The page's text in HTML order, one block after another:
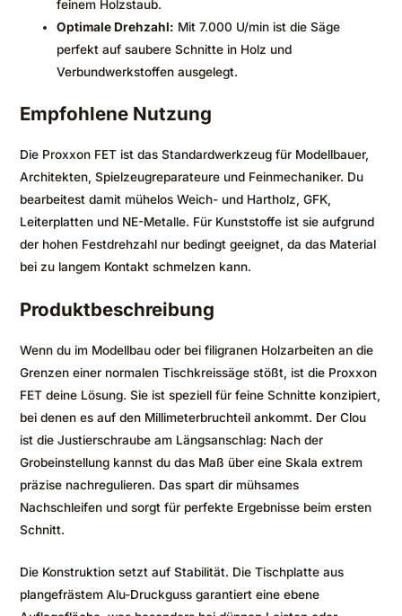
feinem Holzstaub.
Optimale Drehzahl: Mit 7.000 U/min ist die Säge
perfekt auf saubere Schnitte in Holz und
Verbundwerkstoffen ausgelegt.
Empfohlene Nutzung
Die Proxxon FET ist das Standardwerkzeug für Modellbauer,
Architekten, Spielzeugreparateure und Feinmechaniker. Du
bearbeitest damit mühelos Weich- und Hartholz, GFK,
Leiterplatten und NE-Metalle. Für Kunststoffe ist sie aufgrund
der hohen Festdrehzahl nur bedingt geeignet, da das Material
bei zu langem Kontakt schmelzen kann.
Produktbeschreibung
Wenn du im Modellbau oder bei filigranen Holzarbeiten an die
Grenzen einer normalen Tischkreissäge stößt, ist die Proxxon
FET deine Lösung. Sie ist speziell für feine Schnitte konzipiert,
bei denen es auf den Millimeterbruchteil ankommt. Der Clou
ist die Justierschraube am Längsanschlag: Nach der
Grobeinstellung kannst du das Maß über eine Skala extrem
präzise nachregulieren. Das spart dir mühsames
Nachschleifen und sorgt für perfekte Ergebnisse beim ersten
Schnitt.
Die Konstruktion setzt auf Stabilität. Die Tischplatte aus
plangefrästem Alu-Druckguss garantiert eine ebene